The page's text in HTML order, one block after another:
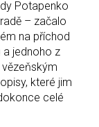
Potapenko
– začalo
na příchod
jednoho z
které jim
celé